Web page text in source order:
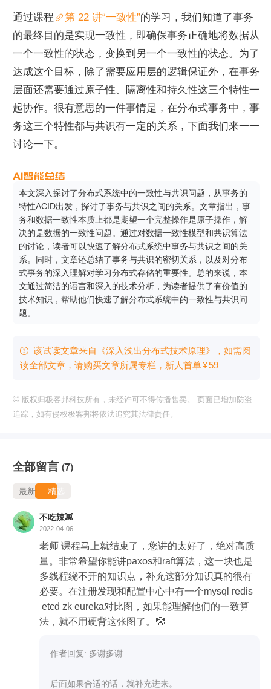
通过课程 第 22 讲“一致性”的学习，我们知道了事务
的最终目的是实现一致性，即确保事务正确地将数据从
一个一致性的状态，变换到另一个一致性的状态。为了
达成这个目标，除了需要应用层的逻辑保证外，在事务
层面还需要通过原子性、隔离性和持久性这三个特性一
起协作。很有意思的一件事情是，在分布式事务中，事
务这三个特性都与共识有一定的关系，下面我们来一一
讨论一下。
本文深入探讨了分布式系统中的一致性与共识问题，从事务的
特性ACID出发，探讨了事务与共识之间的关系。文章指出，事
务和数据一致性本质上都是期望一个完整操作是原子操作，解
决的是数据的一致性问题。通过对数据一致性模型和共识算法
的讨论，读者可以快速了解分布式系统中事务与共识之间的关
系。同时，文章还总结了事务与共识的密切关系，以及对分布
式事务的深入理解对学习分布式存储的重要性。总的来说，本
文通过简洁的语言和深入的技术分析，为读者提供了有价值的
技术知识，帮助他们快速了解分布式系统中的一致性与共识问
题。
 该试读文章来自《深入浅出分布式技术原理》，如需阅
读全部文章，请购买文章所属专栏 ，新⼈⾸单¥59
© 版权归极客邦科技所有，未经许可不得传播售卖。 页面已增加防盗
追踪，如有侵权极客邦将依法追究其法律责任。
全部留言 (7)
最新 精选
不吃辣👾
2022-04-06
老师 课程马上就结束了，您讲的太好了，绝对高质
量。非常希望你能讲paxos和raft算法，这一块也是
多线程绕不开的知识点，补充这部分知识真的很有
必要。在注册发现和配置中心中有一个mysql redis
etcd zk eureka对比图，如果能理解他们的一致算
法，就不用硬背这张图了。🤡
作者回复: 多谢多谢
后面如果合适的话，就补充进来。